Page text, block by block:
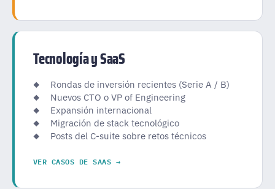
Tecnología y SaaS
Rondas de inversión recientes (Serie A / B)
Nuevos CTO o VP of Engineering
Expansión internacional
Migración de stack tecnológico
Posts del C-suite sobre retos técnicos
VER CASOS DE SAAS →